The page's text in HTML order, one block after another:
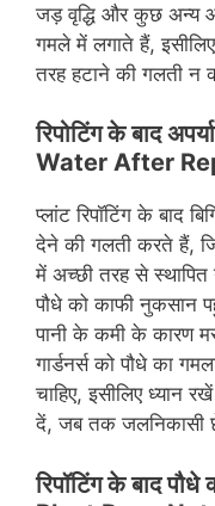
जड़ वृद्धि और कुछ अन्य
गमले में लगाते हैं,
तरह हटाने की गलती न
रिपोटिंग के बाद
Water After
प्लांट रिपॉटिंग के बाद
देने की गलती करते हैं,
में अच्छी तरह से स्थापित
पौधे को काफी नुकसान
पानी के कमी के कारण
गार्डनर्स को पौधे का
चाहिए, इसीलिए ध्यान
दें, जब तक जलनिकासी
रिपॉटिंग के बाद